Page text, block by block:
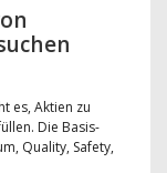
es, Aktien zu
Die Basis-
Quality, Safety,